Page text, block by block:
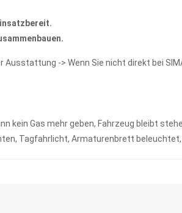
-> Wenn Sie nicht direkt bei
kein Gas mehr geben, Fahrzeug bleibt
Tagfahrlicht, Armaturenbrett